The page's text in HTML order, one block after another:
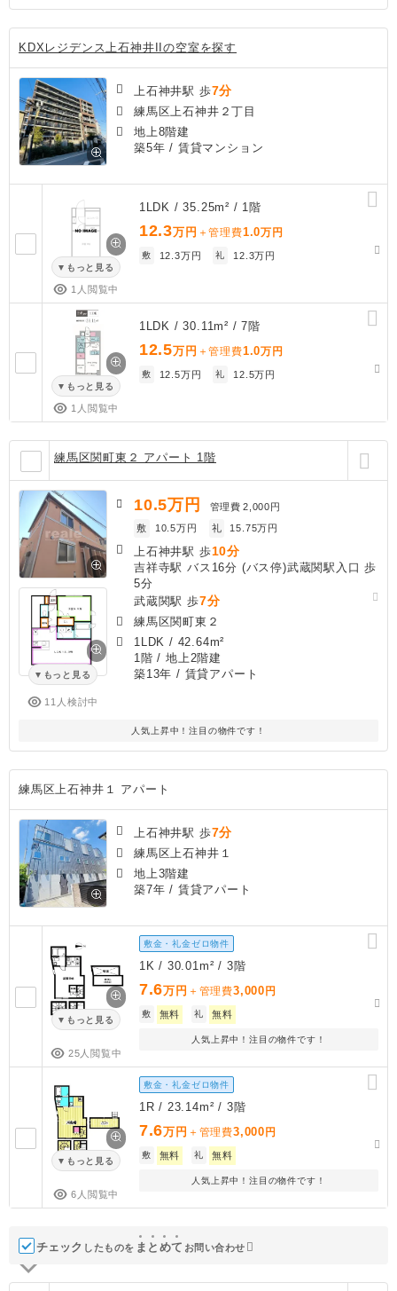
KDXレジデンス上石神井IIの空室を探す
上石神井駅 歩7分
練馬区上石神井２丁目
地上8階建
築5年 / 賃貸マンション
もっと見る
1人閲覧中
1LDK / 35.25m² / 1階
12.3万円 ＋管理費1.0万円
敷 12.3万円 礼 12.3万円
もっと見る
1人閲覧中
1LDK / 30.11m² / 7階
12.5万円 ＋管理費1.0万円
敷 12.5万円 礼 12.5万円
練馬区関町東２ アパート 1階
もっと見る
11人検討中
10.5万円 管理費 2,000円
敷
10.5万円 礼 15.75万円
上石神井駅 歩10分
吉祥寺駅 バス16分 (バス停)武蔵関駅入口 歩
5分
武蔵関駅 歩7分
練馬区関町東２
1LDK / 42.64m²
1階 / 地上2階建
築13年 / 賃貸アパート
人気上昇中！注目の物件です！
練馬区上石神井１ アパート
上石神井駅 歩7分
練馬区上石神井１
地上3階建
築7年 / 賃貸アパート
もっと見る
25人閲覧中
敷金・礼金ゼロ物件
1K / 30.01m² / 3階
7.6万円 ＋管理費3,000 円
敷 無料 礼 無料
人気上昇中！注目の物件です！
もっと見る
6人閲覧中
敷金・礼金ゼロ物件
1R / 23.14m² / 3階
7.6万円 ＋管理費3,000 円
敷 無料 礼 無料
人気上昇中！注目の物件です！
チェック したものを ま と めて お問い合わせ